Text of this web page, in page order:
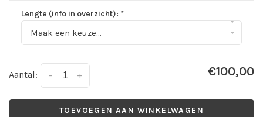
Lengte (info in overzicht): *
Maak een keuze...
▾
Aantal: +
- €100,00
TOEVOEGEN AAN WINKELWAGEN